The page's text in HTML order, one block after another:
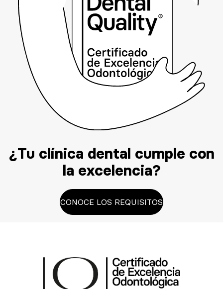
¿Tu clínica dental cumple con
la excelencia?
CONOCE LOS REQUISITOS